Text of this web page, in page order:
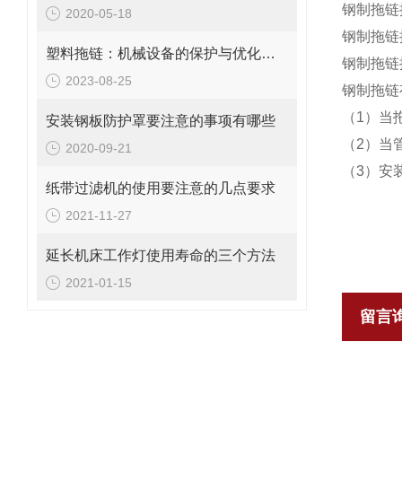
2020-05-18
塑料拖链：机械设备的保护与优化装置
2023-08-25
安装钢板防护罩要注意的事项有哪些
2020-09-21
纸带过滤机的使用要注意的几点要求
2021-11-27
延长机床工作灯使用寿命的三个方法
2021-01-15
钢制拖
钢制拖
钢制拖
钢制拖
（1）
（2）
（3）
留言